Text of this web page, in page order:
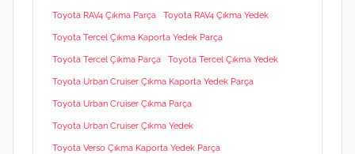
Toyota RAV4 Çıkma Parça Toyota RAV4 Çıkma Yedek
Toyota Tercel Çıkma Kaporta Yedek Parça
Toyota Tercel Çıkma Parça Toyota Tercel Çıkma Yedek
Toyota Urban Cruiser Çıkma Kaporta Yedek Parça
Toyota Urban Cruiser Çıkma Parça
Toyota Urban Cruiser Çıkma Yedek
Toyota Verso Çıkma Kaporta Yedek Parça